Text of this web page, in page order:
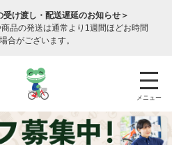
受け渡し・配送遅延のお知らせ＞
品の発送は通常より1週間ほどお時間
合がございます。
メニュー